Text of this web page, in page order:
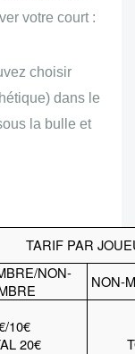
votre court :
choisir
dans le
la bulle et
TARIF PAR
NON-
NON-
10€
20€